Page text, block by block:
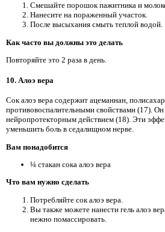
Смешайте порошок пажитника и
Нанесите на пораженный участок.
После высыхания смыть теплой водой.
Как часто вы должны это делать
Повторяйте это 2 раза в день.
10. Алоэ вера
Сок алоэ вера содержит ацеманнан,
противовоспалительными свойствами (17). Он
нейропротекторным действием (18). Эти
уменьшить боль в седалищном нерве.
Вам понадобится
¼ стакан сока алоэ вера
Что вам нужно сделать
Потребляйте сок алоэ вера.
Вы также можете нанести гель алоэ
нежно помассировать.